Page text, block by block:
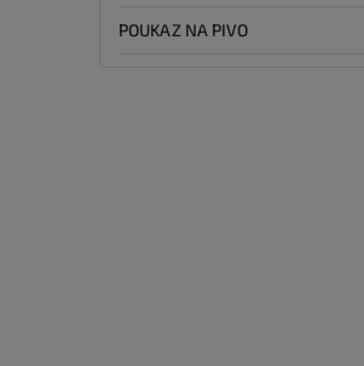
POUKAZ NA PIVO